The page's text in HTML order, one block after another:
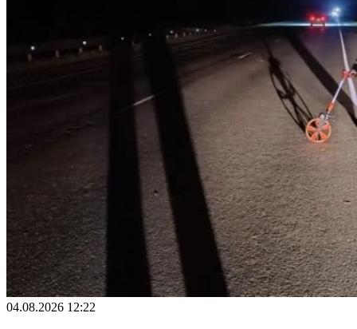
04.08.2026 12:22